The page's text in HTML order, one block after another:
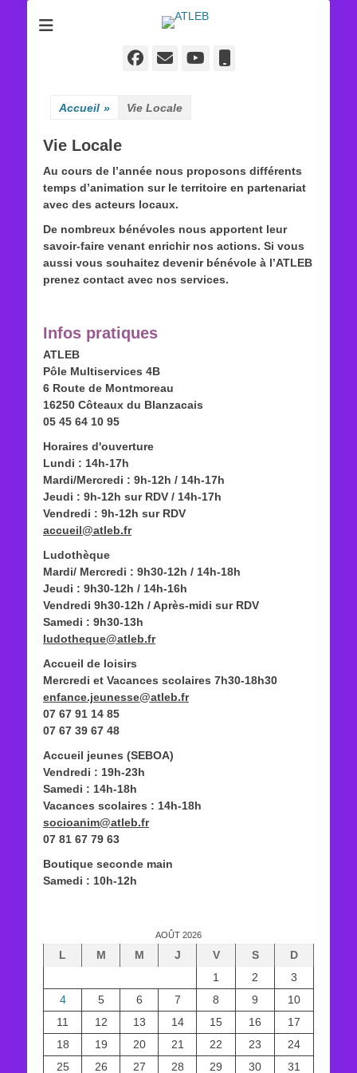
ATLEB
Facebook
E-
YouTube
Accueil » Vie Locale
Vie Locale
Au cours de l’année nous proposons différents
temps d’animation sur le territoire en partenariat
avec des acteurs locaux.
De nombreux bénévoles nous apportent leur
savoir-faire venant enrichir nos actions. Si vous
aussi vous souhaitez devenir bénévole à l’ATLEB
prenez contact avec nos services.
Infos pratiques
ATLEB
Pôle Multiservices 4B
6 Route de Montmoreau
16250 Côteaux du Blanzacais
05 45 64 10 95
Horaires d'ouverture
Lundi : 14h-17h
Mardi/Mercredi : 9h-12h / 14h-17h
Jeudi : 9h-12h sur RDV / 14h-17h
Vendredi : 9h-12h sur RDV
accueil@atleb.fr
Ludothèque
Mardi/ Mercredi : 9h30-12h / 14h-18h
Jeudi : 9h30-12h / 14h-16h
Vendredi 9h30-12h / Après-midi sur RDV
Samedi : 9h30-13h
ludotheque@atleb.fr
Accueil de loisirs
Mercredi et Vacances scolaires 7h30-18h30
enfance.jeunesse@atleb.fr
07 67 91 14 85
07 67 39 67 48
Accueil jeunes (SEBOA)
Vendredi : 19h-23h
Samedi : 14h-18h
Vacances scolaires : 14h-18h
socioanim@atleb.fr
07 81 67 79 63
Boutique seconde main
Samedi : 10h-12h
AOÛT 2026
L M M J V S
D
1
2
3
4
5 6 7 8 9
10
11
12 13 14 15 16
17
18
19 20 21 22 23
24
25
26 27 28 29 30 31